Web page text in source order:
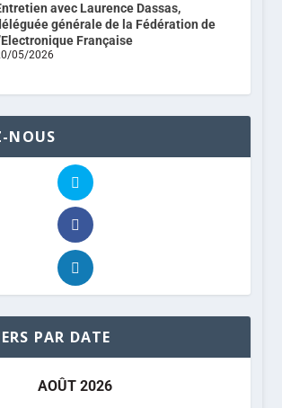
avec Laurence Dassas,
générale de la Fédération de
Française
05/2026
NOUS
PAR DATE
AOÛT 2026